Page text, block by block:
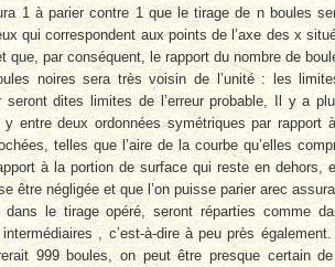
1 à parier contre 1 que le tirage de n boules
qui correspondent aux points de l’axe des x
que, par conséquent, le rapport du nombre de
noires sera très voisin de l’unité : les
seront dites limites de l’erreur probable, Il y a
y entre deux ordonnées symétriques par rapport
telles que l’aire de la courbe qu’elles
à la portion de surface qui reste en dehors,
être négligée et que l’on puisse parier arec
dans le tirage opéré, seront réparties comme
, c’est-à-dire à peu près
999 boules, on peut être presque certain